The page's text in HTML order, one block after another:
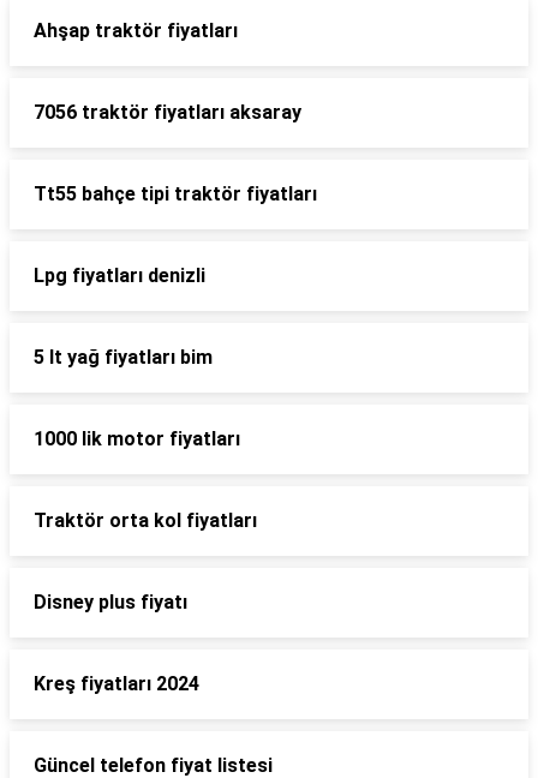
Ahşap traktör fiyatları
7056 traktör fiyatları aksaray
Tt55 bahçe tipi traktör fiyatları
Lpg fiyatları denizli
5 lt yağ fiyatları bim
1000 lik motor fiyatları
Traktör orta kol fiyatları
Disney plus fiyatı
Kreş fiyatları 2024
Güncel telefon fiyat listesi